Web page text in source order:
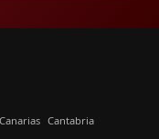
Canarias Cantabria